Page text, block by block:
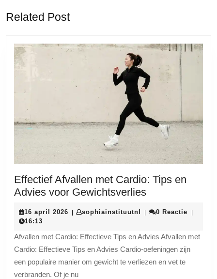
bericht:
Related Post
Effectief Afvallen met Cardio: Tips en
Advies voor GewichtsverliesEffectief
met
Tips
en
Advies
16 april 2026 16| sophiainstituutnl sophiainstituutnl
| 0 Reactie |
16:13
Afvallen met Cardio: Effectieve Tips en Advies Afvallen met
Cardio: Effectieve Tips en Advies Cardio-oefeningen zijn
een populaire manier om gewicht te verliezen en vet te
verbranden. Of je nu